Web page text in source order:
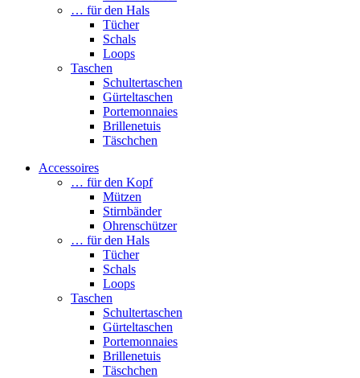
… für den Hals
Tücher
Schals
Loops
Taschen
Schultertaschen
Gürteltaschen
Portemonnaies
Brillenetuis
Täschchen
Accessoires
… für den Kopf
Mützen
Stirnbänder
Ohrenschützer
… für den Hals
Tücher
Schals
Loops
Taschen
Schultertaschen
Gürteltaschen
Portemonnaies
Brillenetuis
Täschchen